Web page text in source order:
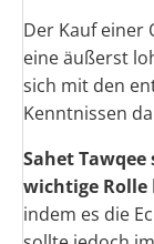
Der Kauf einer
eine äußerst
sich mit den
Kenntnissen
Sahet
wichtige Rolle
indem es die